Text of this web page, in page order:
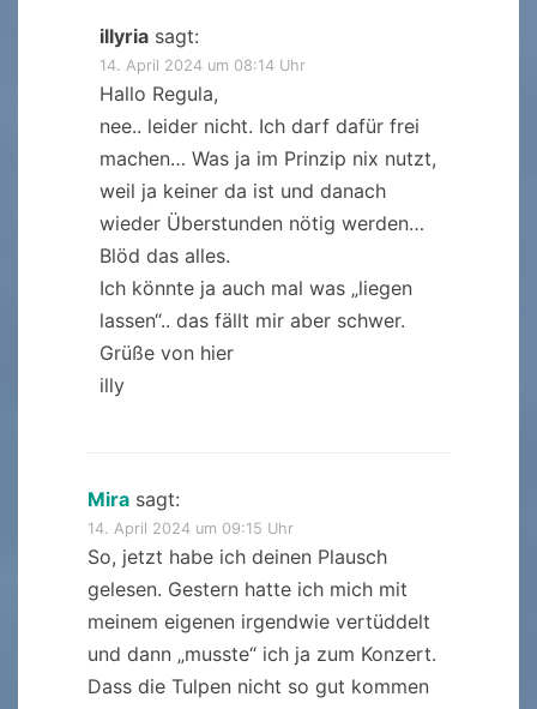
illyria sagt:
14. April 2024 um 08:14 Uhr
Hallo Regula,
nee.. leider nicht. Ich darf dafür frei
machen… Was ja im Prinzip nix nutzt,
weil ja keiner da ist und danach
wieder Überstunden nötig werden…
Blöd das alles.
Ich könnte ja auch mal was „liegen
lassen“.. das fällt mir aber schwer.
Grüße von hier
illy
Mira sagt:
14. April 2024 um 09:15 Uhr
So, jetzt habe ich deinen Plausch
gelesen. Gestern hatte ich mich mit
meinem eigenen irgendwie vertüddelt
und dann „musste“ ich ja zum Konzert.
Dass die Tulpen nicht so gut kommen